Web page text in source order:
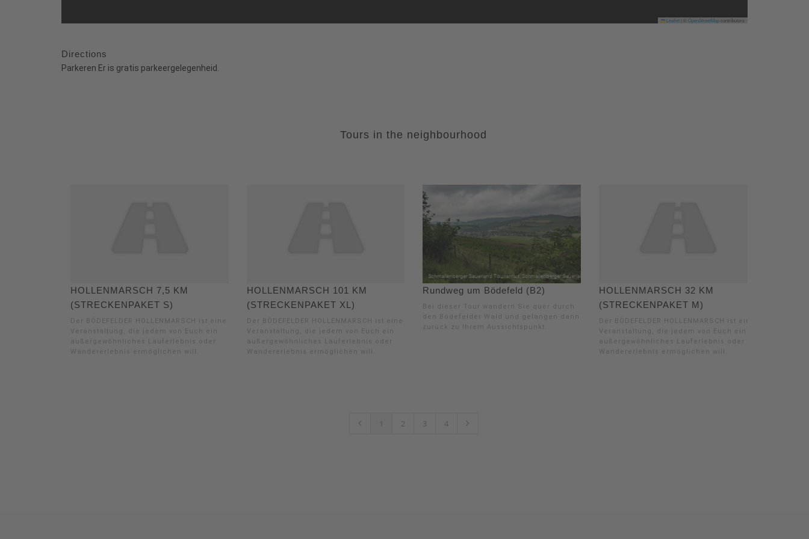
Leaflet OpenStreetMapcontributors
Directions
Parkeren Er is gratis parkeergelegenheid.
Tours in the neighbourhood
HOLLENMARSCH 7,5 KM
(STRECKENPAKET S)
Der BÖDEFELDER HOLLENMARSCH ist eine
Veranstaltung, die jedem von Euch ein
außergewöhnliches Lauferlebnis oder
Wandererlebnis ermöglichen will.
HOLLENMARSCH 101 KM
(STRECKENPAKET XL)
Der BÖDEFELDER HOLLENMARSCH ist eine
Veranstaltung, die jedem von Euch ein
außergewöhnliches Lauferlebnis oder
Wandererlebnis ermöglichen will.
Rundweg um Bödefeld (B2)
Bei dieser Tour wandern Sie quer durch
den Bödefelder Wald und gelangen dann
zurück zu Ihrem Aussichtspunkt.
HOLLENMARSCH 32 KM
(STRECKENPAKET M)
Der BÖDEFELDER HOLLENMARSCH ist eine
Veranstaltung, die jedem von Euch ein
außergewöhnliches Lauferlebnis oder
Wandererlebnis ermöglichen will.
1 2 3 4